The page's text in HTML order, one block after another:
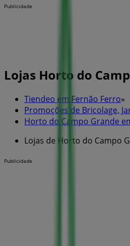
Publicidade
Lojas Horto do
Tiendeo em Fernão Ferro»
Promoções de Bricolage,
Horto do Campo Grande
Lojas de Horto do Campo
Publicidade